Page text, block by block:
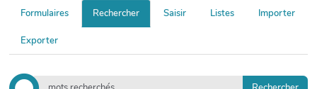
Formulaires Rechercher Saisir Listes Importer
Exporter